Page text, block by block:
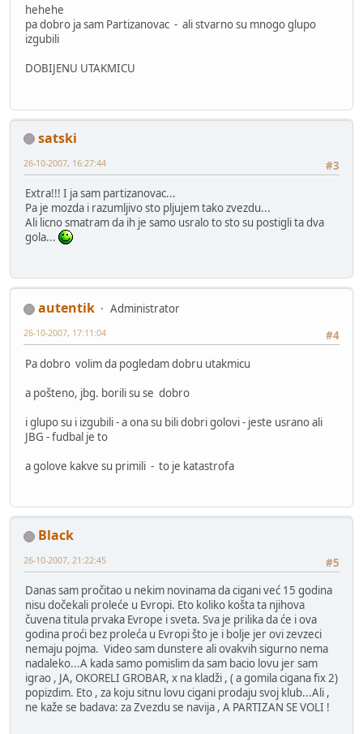
hehehe
pa dobro ja sam Partizanovac - ali stvarno su mnogo glupo
izgubili
DOBIJENU UTAKMICU
satski
#3
26-10-2007, 16:27:44
Extra!!! I ja sam partizanovac...
Pa je mozda i razumljivo sto pljujem tako zvezdu...
Ali licno smatram da ih je samo usralo to sto su postigli ta dva
gola...
autentik
Administrator
#4
26-10-2007, 17:11:04
Pa dobro volim da pogledam dobru utakmicu
a pošteno, jbg. borili su se dobro
i glupo su i izgubili - a ona su bili dobri golovi - jeste usrano ali
JBG - fudbal je to
a golove kakve su primili - to je katastrofa
Black
#5
26-10-2007, 21:22:45
Danas sam pročitao u nekim novinama da cigani već 15 godina
nisu dočekali proleće u Evropi. Eto koliko košta ta njihova
čuvena titula prvaka Evrope i sveta. Sva je prilika da će i ova
godina proći bez proleća u Evropi što je i bolje jer ovi zevzeci
nemaju pojma. Video sam dunstere ali ovakvih sigurno nema
nadaleko...A kada samo pomislim da sam bacio lovu jer sam
igrao , JA, OKORELI GROBAR, x na kladži , ( a gomila cigana fix 2)
popizdim. Eto , za koju sitnu lovu cigani prodaju svoj klub...Ali ,
ne kaže se badava: za Zvezdu se navija , A PARTIZAN SE VOLI !